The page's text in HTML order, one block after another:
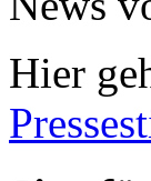
Hier